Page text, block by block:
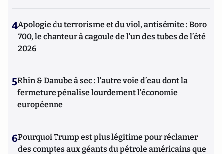
4Apologie du terrorisme et du viol, antisémite : Boro
700, le chanteur à cagoule de l’un des tubes de l’été
2026
5Rhin & Danube à sec : l’autre voie d’eau dont la
fermeture pénalise lourdement l’économie
européenne
6Pourquoi Trump est plus légitime pour réclamer
des comptes aux géants du pétrole américains que